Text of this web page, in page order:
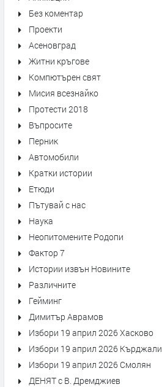
Без коментар
Проекти
Асеновград
Житни кръгове
Компютърен свят
Мисия всезнайко
Протести 2018
Въпросите
Перник
Автомобили
Кратки истории
Етюди
Пътувай с нас
Наука
Неопитомените Родопи
Фактор 7
Истории извън Новините
Различните
Гейминг
Димитър Аврамов
Избори 19 април 2026 Хасково
Избори 19 април 2026 Кърджали
Избори 19 април 2026 Смолян
ДЕНЯТ с В. Дремджиев